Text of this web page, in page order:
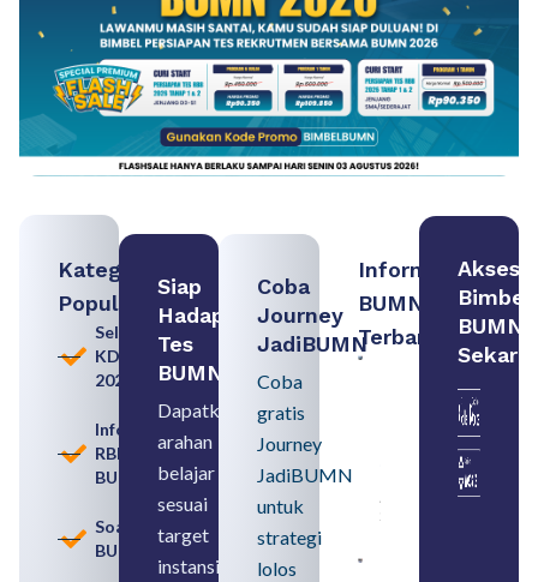
Kategori
Populer
Seleksi
KDKMP
2026
Informasi
RBB
BUMN
Soal
BUMN
Siap
Hadapi
Tes
BUMN
Dapatkan
arahan
belajar
sesuai
target
instansi
Coba
Journey
JadiBUMN
Coba
gratis
Journey
JadiBUMN
untuk
strategi
lolos
Informasi
BUMN
Terbaru:
Pengertian,
Perbedaan,
serta Jenis
August 6,
2026
Akses
Bimbel
BUMN